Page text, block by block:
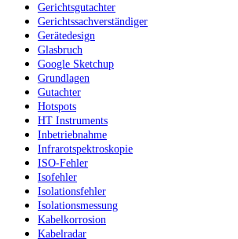
Gerichtsgutachter
Gerichtssachverständiger
Gerätedesign
Glasbruch
Google Sketchup
Grundlagen
Gutachter
Hotspots
HT Instruments
Inbetriebnahme
Infrarotspektroskopie
ISO-Fehler
Isofehler
Isolationsfehler
Isolationsmessung
Kabelkorrosion
Kabelradar